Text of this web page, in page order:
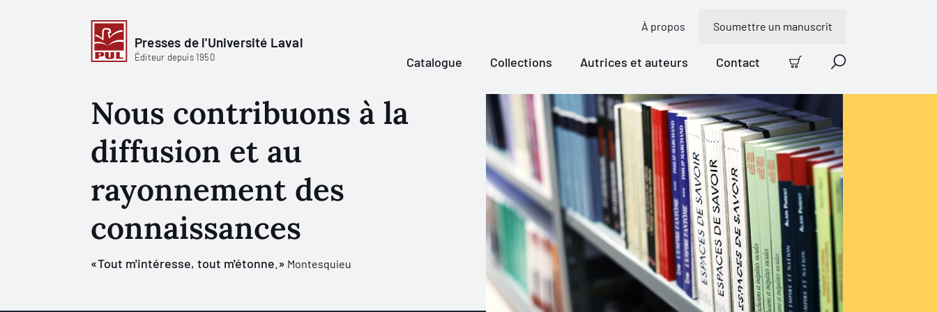
Presses de l'Université Laval
Éditeur depuis 1950
À propos Soumettre un manuscrit
Catalogue Collections Autrices et auteurs Contact
Panier Recherche
Nous contribuons à la
diffusion et au
rayonnement des
connaissances
«Tout m'intéresse, tout m'étonne.» Montesquieu